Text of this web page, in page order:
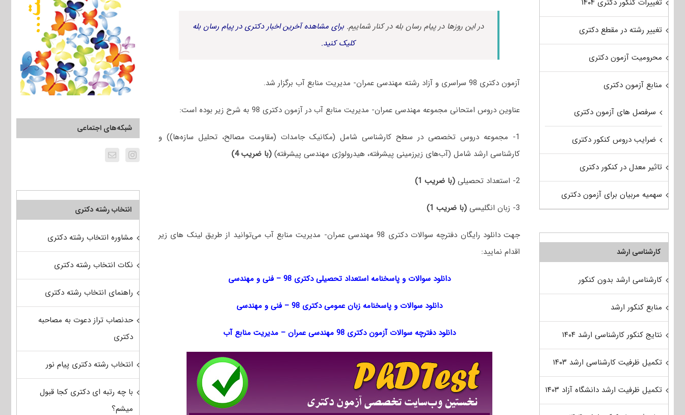
در این روزها در پیام رسان بله در کنار شماییم. برای مشاهده آخرین اخبار دکتری در پیام رسان بله
کلیک کنید.
آزمون دکتری 98 سراسری و آزاد رشته مهندسی عمران- مدیریت منابع آب برگزار شد.
عناوین دروس امتحانی مجموعه مهندسی عمران- مدیریت منابع آب در آزمون دکتری 98 به شرح زیر بوده است:
1- مجموعه دروس تخصصی در سطح کارشناسی شامل (مکانیک جامدات (مقاومت مصالح، تحلیل سازه‌ها)) و
کارشناسی ارشد شامل (آب‌های زیرزمینی پیشرفته، هیدرولوژی مهندسی پیشرفته)(با ضریب 4)
2- استعداد تحصیلی (با ضریب 1)
3- زبان انگلیسی (با ضریب 1)
جهت دانلود رایگان دفترچه سوالات دکتری 98 مهندسی عمران- مدیریت منابع آب می‌توانید از طریق لینک های زیر
اقدام نمایید:
دانلود سوالات و پاسخنامه استعداد تحصیلی دکتری 98 – فنی و مهندسی
دانلود سوالات و پاسخنامه زبان عمومی دکتری 98 – فنی و مهندسی
دانلود دفترچه سوالات آزمون دکتری 98 مهندسی عمران – مدیریت منابع آب
شبکه‌های اجتماعی
انتخاب رشته دکتری
مشاوره انتخاب رشته دکتری
نکات انتخاب رشته دکتری
راهنمای انتخاب رشته دکتری
حدنصاب تراز دعوت به مصاحبه
دکتری
انتخاب رشته دکتری پیام نور
با چه رتبه ای دکتری کجا قبول
میشم؟
تغییرات کنکور دکتری ۱۴۰۴
تغییر رشته در مقطع دکتری
محرومیت آزمون دکتری
منابع آزمون دکتری
سرفصل های آزمون دکتری
ضرایب دروس کنکور دکتری
تاثیر معدل در کنکور دکتری
سهمیه مربیان برای آزمون دکتری
کارشناسی ارشد
کارشناسی ارشد بدون کنکور
منابع کنکور ارشد
نتایج کنکور کارشناسی ارشد ۱۴۰۴
تکمیل ظرفیت کارشناسی ارشد ۱۴۰۳
تکمیل ظرفیت ارشد دانشگاه آزاد ۱۴۰۳